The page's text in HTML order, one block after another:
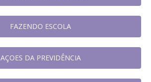
FAZENDO ESCOLA
AÇOES DA PREVIDÊNCIA